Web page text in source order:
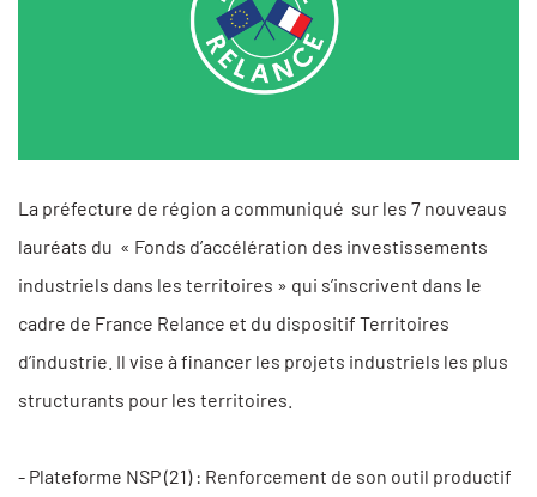
La préfecture de région a communiqué sur les 7 nouveaus
lauréats du « Fonds d’accélération des investissements
industriels dans les territoires » qui s’inscrivent dans le
cadre de France Relance et du dispositif Territoires
d’industrie. Il vise à financer les projets industriels les plus
structurants pour les territoires.
- Plateforme NSP (21) : Renforcement de son outil productif